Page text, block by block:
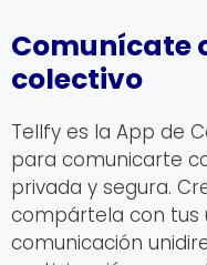
Comunícate
colectivo
Tellfy es la App de
para comunicarte
privada y segura.
compártela con tus
comunicación